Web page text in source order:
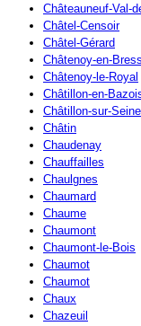
Châteauneuf-Val-
Châtel-Censoir
Châtel-Gérard
Châtenoy-en-
Châtenoy-le-Royal
Châtillon-en-
Châtillon-sur-Seine
Châtin
Chaudenay
Chauffailles
Chaulgnes
Chaumard
Chaume
Chaumont
Chaumont-le-Bois
Chaumot
Chaumot
Chaux
Chazeuil